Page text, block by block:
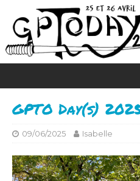
GPTO Day(s)
09/06/2025 Isabelle